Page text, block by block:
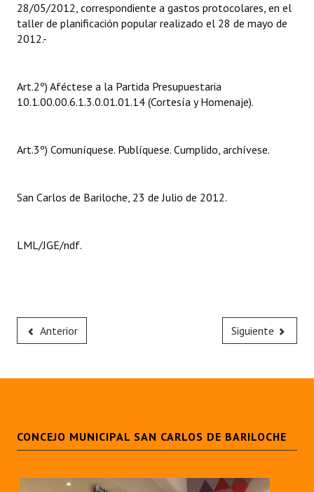
Bariloche, Municipio intercultural
Entrega de distinciones
28/05/2012, correspondiente a gastos protocolares, en el
taller de planificación popular realizado el 28 de mayo de
2012.-
Art.2º) Aféctese a la Partida Presupuestaria
10.1.00.00.6.1.3.0.01.01.14 (Cortesía y Homenaje).
Art.3º) Comuníquese. Publíquese. Cumplido, archívese.
San Carlos de Bariloche, 23 de Julio de 2012.
LML/JGE/ndf.
Anterior Siguiente
CONCEJO MUNICIPAL SAN CARLOS DE BARILOCHE